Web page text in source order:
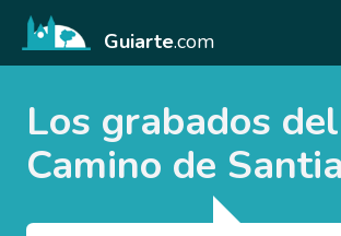
Guiarte.com
Los grabados del
Camino de